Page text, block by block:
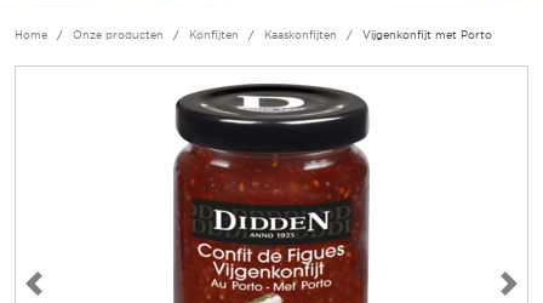
Home Onze producten Konfijten Kaaskonfijten Vijgenkonfijt met Porto
Vorige